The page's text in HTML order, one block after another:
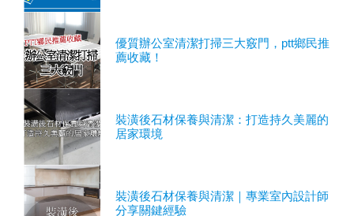
優質辦公室清潔打掃三大竅門，ptt鄉民推
薦收藏！
裝潢後石材保養與清潔：打造持久美麗的
居家環境
裝潢後石材保養與清潔｜專業室內設計師
分享關鍵經驗